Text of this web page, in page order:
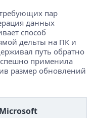
пар
данных
способ
дельты на ПК и
путь обратно
применила
размер обновлений